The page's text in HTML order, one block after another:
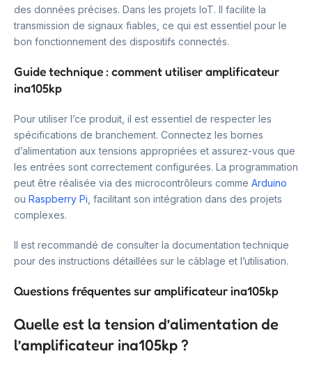
des données précises. Dans les projets IoT. Il facilite la
transmission de signaux fiables, ce qui est essentiel pour le
bon fonctionnement des dispositifs connectés.
Guide technique : comment utiliser amplificateur
ina105kp
Pour utiliser l’ce produit, il est essentiel de respecter les
spécifications de branchement. Connectez les bornes
d’alimentation aux tensions appropriées et assurez-vous que
les entrées sont correctement configurées. La programmation
peut être réalisée via des microcontrôleurs comme Arduino
ou Raspberry Pi , facilitant son intégration dans des projets
complexes.
Il est recommandé de consulter la documentation technique
pour des instructions détaillées sur le câblage et l’utilisation.
Questions fréquentes sur amplificateur ina105kp
Quelle est la tension d’alimentation de
l’amplificateur ina105kp ?